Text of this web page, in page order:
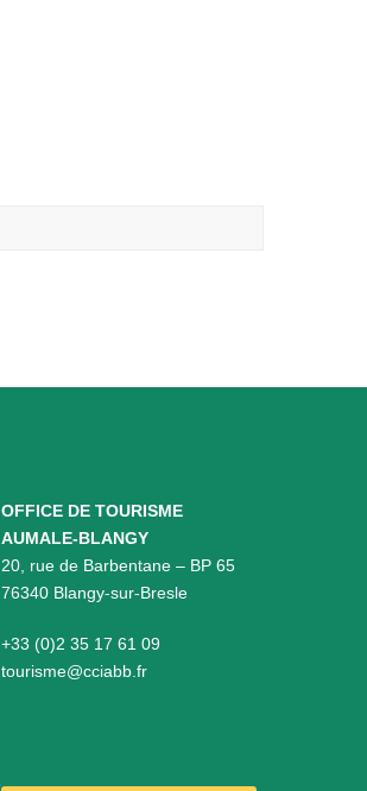
OFFICE DE TOURISME
AUMALE-BLANGY
20, rue de Barbentane – BP 65
76340 Blangy-sur-Bresle
+33 (0)2 35 17 61 09
tourisme@cciabb.fr